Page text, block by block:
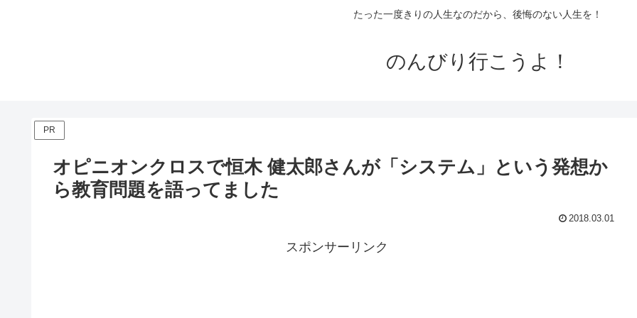
たった一度きりの人生なのだから、後悔のない人生を！
のんびり行こうよ！
PR
オピニオンクロスで恒木 健太郎さんが「システム」という発想か
ら教育問題を語ってました
2018.03.01
スポンサーリンク